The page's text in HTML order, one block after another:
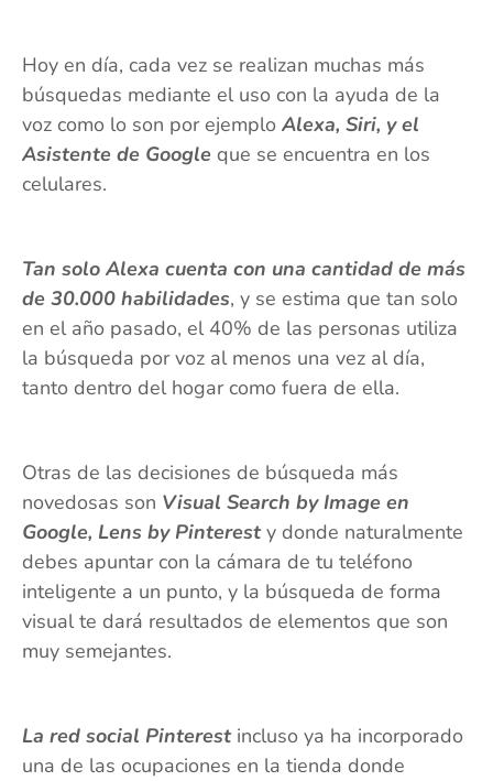
Hoy en día, cada vez se realizan muchas más
búsquedas mediante el uso con la ayuda de la
voz como lo son por ejemplo Alexa, Siri, y el
Asistente de Google que se encuentra en los
celulares.
Tan solo Alexa cuenta con una cantidad de más
de 30.000 habilidades, y se estima que tan solo
en el año pasado, el 40% de las personas utiliza
la búsqueda por voz al menos una vez al día,
tanto dentro del hogar como fuera de ella.
Otras de las decisiones de búsqueda más
novedosas son Visual Search by Image en
Google, Lens by Pinteresty donde naturalmente
debes apuntar con la cámara de tu teléfono
inteligente a un punto, y la búsqueda de forma
visual te dará resultados de elementos que son
muy semejantes.
La red social Pinterestincluso ya ha incorporado
una de las ocupaciones en la tienda donde